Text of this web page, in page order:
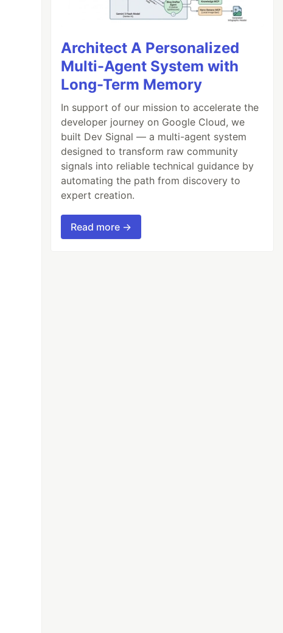
Architect A Personalized
Multi-Agent System with
Long-Term Memory
In support of our mission to accelerate the
developer journey on Google Cloud, we
built Dev Signal — a multi-agent system
designed to transform raw community
signals into reliable technical guidance by
automating the path from discovery to
expert creation.
Read more →